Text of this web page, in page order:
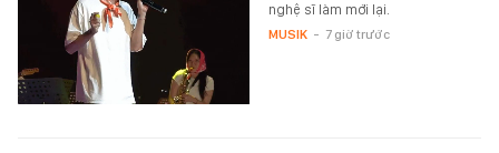
nghệ sĩ làm mới lại.
MUSIK - 7 giờ trước